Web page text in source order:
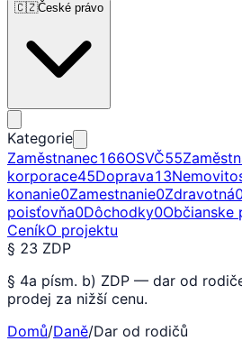
🇨🇿České právo
Kategorie
Zaměstnanec166OSVČ55
korporace45Doprava13
konanie0Zamestnanie0Zdravotná
poisťovňa0Dôchodky0Občianske
CeníkO projektu
§ 23 ZDP
§ 4a písm. b) ZDP — dar od
prodej za nižší cenu.
Domů/Daně/Dar od rodičů